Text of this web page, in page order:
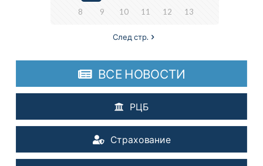
8 9 10 11 12 13
След стр.
ВСЕ НОВОСТИ
РЦБ
Страхование